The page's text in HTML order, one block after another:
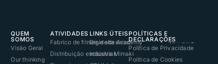
QUEM
SOMOS
Visão Geral
Our thinking
ATIVIDADES
Fabrico de filmes e adesivos
Distribuição exclusiva Mimaki
LINKS ÚTEIS
Digidelta Academy
Indústrias
POLÍTICAS E
DECLARAÇÕES
Política de Privacidade
Política de Cookies